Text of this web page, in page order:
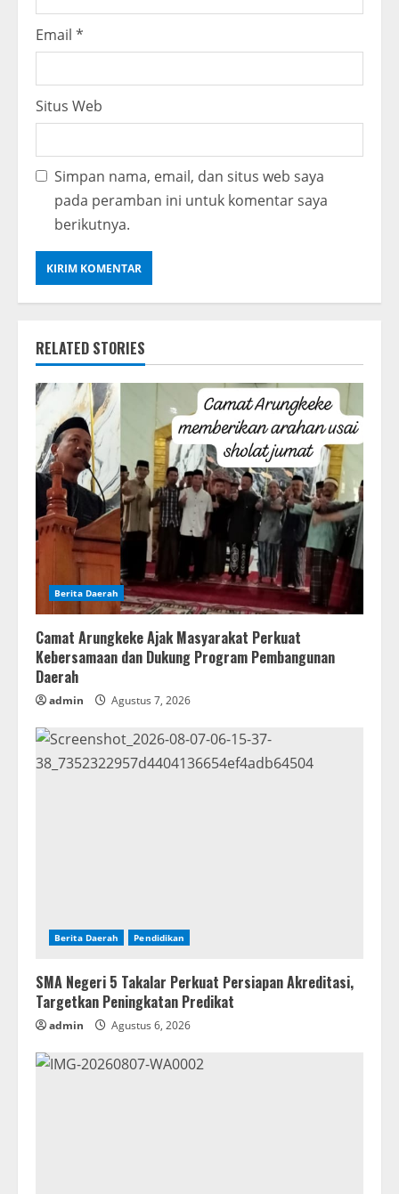
Email *
Situs Web
Simpan nama, email, dan situs web saya
pada peramban ini untuk komentar saya
berikutnya.
RELATED STORIES
Berita Daerah
Camat Arungkeke Ajak Masyarakat Perkuat
Kebersamaan dan Dukung Program Pembangunan
Daerah
admin Agustus 7, 2026
Berita Daerah Pendidikan
SMA Negeri 5 Takalar Perkuat Persiapan Akreditasi,
Targetkan Peningkatan Predikat
admin Agustus 6, 2026